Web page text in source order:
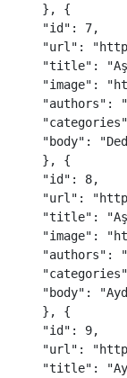
},
{
"id " : 7,
"url " : "
"title" : "
"image" : "
"authors" : "
"categories"
"body" : "
},
{
"id " : 8,
"url " : "
"title" : "
"image" : "
"authors" : "
"categories"
"body" : "
},
{
"id " : 9,
"url " : "
"title" : "